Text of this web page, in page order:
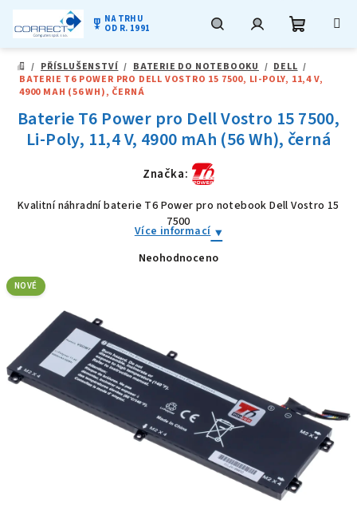
obsah
military_tech NA TRHU
OD R. 1991
DOMŮ
/ PŘÍSLUŠENSTVÍ / BATERIE DO NOTEBOOKU / DELL /
BATERIE T6 POWER PRO DELL VOSTRO 15 7500, LI-POLY, 11,4 V,
4900 MAH (56 WH), ČERNÁ
Baterie T6 Power pro Dell Vostro 15 7500,
Li-Poly, 11,4 V, 4900 mAh (56 Wh), černá
Značka:
Kvalitní náhradní baterie T6 Power pro notebook Dell Vostro 15
7500
Více informací
Průměrné
hvězdiček.
Neohodnoceno
NOVÉ